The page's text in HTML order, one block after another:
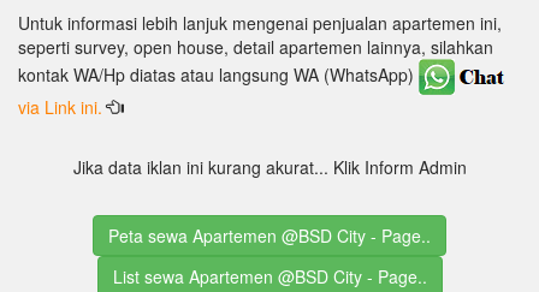
Untuk informasi lebih lanjuk mengenai penjualan apartemen ini,
seperti survey, open house, detail apartemen lainnya, silahkan
kontak WA/Hp diatas atau langsung WA (WhatsApp)
via Link ini.
Jika data iklan ini kurang akurat... Klik Inform Admin
Peta sewa Apartemen @BSD City - Page..
List sewa Apartemen @BSD City - Page..